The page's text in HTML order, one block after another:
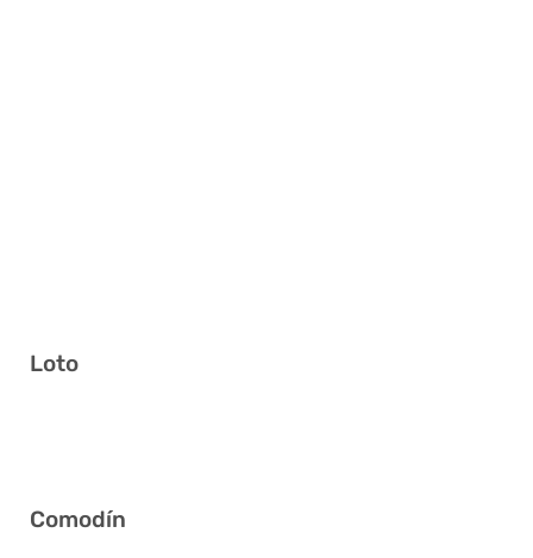
Loto
Comodín